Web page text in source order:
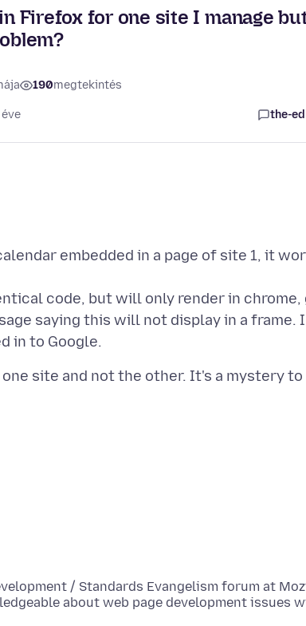
Firefox for one site I manage
190megtekintés
the-
embedded in a page of site 1, it
code, but will only render in
saying this will not display in a frame.
/ Standards Evangelism forum at
about web page development issues